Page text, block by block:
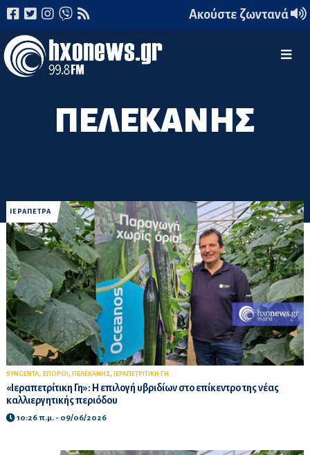
Ακούστε ζωντανά
ΠΕΛΕΚΑΝΗΣ
ΙΕΡΑΠΕΤΡΑ
SYNGENTA, ΣΠΟΡΟΙ , ΠΕΛΕΚΑΝΗΣ, ΙΕΡΑΠΕΤΡΙΤΙΚΗ ΓΗ
«Ιεραπετρίτικη Γη»: Η επιλογή υβριδίων στο επίκεντρο της νέας
καλλιεργητικής περιόδου
10:26 π.μ. - 09/06/2026